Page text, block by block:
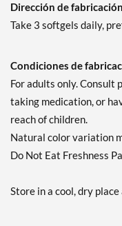
Dirección de fabricación
Take 3 softgels daily,
Condiciones de
For adults only. Consult
taking medication, or
reach of children.
Natural color variation
Do Not Eat Freshness
Store in a cool, dry